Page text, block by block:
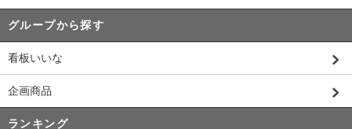
グループから探す
看板いいな
企画商品
ランキング